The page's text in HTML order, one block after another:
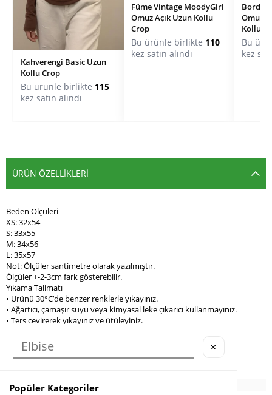
Kahverengi Basic Uzun
Kollu Crop
Bu ürünle birlikte 115
kez satın alındı
Füme Vintage MoodyGirl
Omuz Açık Uzun Kollu
Crop
Bu ürünle birlikte 110
kez satın alındı
Bordo
Omuzu
Kollu
Bu
kez
ÜRÜN ÖZELLIKLERI
Beden Ölçüleri
XS: 32x54
S: 33x55
M: 34x56
L: 35x57
Not: Ölçüler santimetre olarak yazılmıştır.
Ölçüler +-2-3cm fark gösterebilir.
Yıkama Talimatı
• Ürünü 30°C’de benzer renklerle yıkayınız.
• Ağartıcı, çamaşır suyu veya kimyasal leke çıkarıcı kullanmayınız.
• Ters çevirerek yıkayınız ve ütüleyiniz.
• Düşük ısıda ütüleyiniz.
• Baskılı, nakışlı veya taşlı ürünleri ütülerken ters çeviriniz.
✕
Popüler Kategoriler